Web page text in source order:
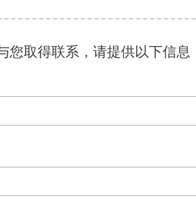
您取得联系，请提供以下信息